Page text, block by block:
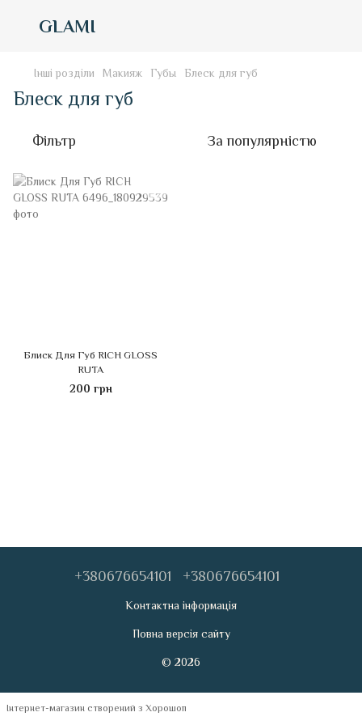
GLAMI
Інші розділи Макияж Губы Блеск для губ
Блеск для губ
Фільтр За популярністю
Блиск Для Губ RICH GLOSS
RUTA
200 грн
+380676654101 +380676654101
Контактна інформація
Повна версія сайту
© 2026
Інтернет-магазин створений з Хорошоп